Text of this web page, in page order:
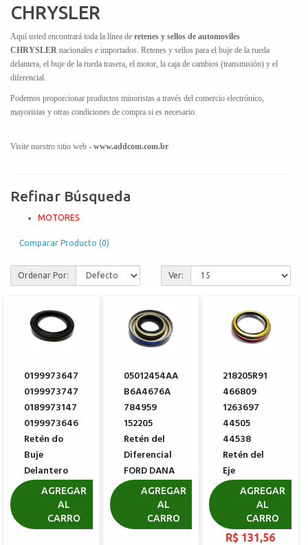
CHRYSLER
Aquí usted encontrará toda la línea de retenes y sellos de automoviles
CHRYSLER nacionales e importados. Retenes y sellos para el buje de la rueda
delantera, el buje de la rueda trasera, el motor, la caja de cambios (transmisión) y el
diferencial.
Podemos proporcionar productos minoristas a través del comercio electrónico,
mayoristas y otras condiciones de compra si es necesario.
Visite nuestro sitio web - www.addcom.com.br
Refinar Búsqueda
MOTORES
Comparar Producto (0)
Ordenar Por: Ver:
0199973647
0199973747
0189973147
0199973646
Retén do
Buje
Delantero
MERCEDES
R$ 60,20
AGREGAR
AL
CARRO
05012454AA
B6A4676A
784959
152205
Retén del
Diferencial
FORD DANA
BA401484-
R$ 75,26
AGREGAR
AL
CARRO
218205R91
466809
1263697
44505
44538
Retén del
Eje
Delantero
MERITOR
A1205B574
R$ 131,56
AGREGAR
AL
CARRO